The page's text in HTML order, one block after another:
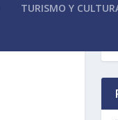
TURISMO Y